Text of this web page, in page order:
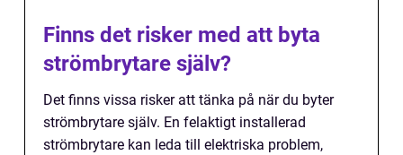
Finns det risker med att byta
strömbrytare själv?
Det finns vissa risker att tänka på när du byter
strömbrytare själv. En felaktigt installerad
strömbrytare kan leda till elektriska problem,